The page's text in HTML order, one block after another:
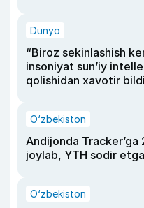
Dunyo
“Biroz sekinlashish
insoniyat sun’iy
qolishidan xavotir
O‘zbekiston
Andijonda Tracker’ga
joylab, YTH sodir
O‘zbekiston